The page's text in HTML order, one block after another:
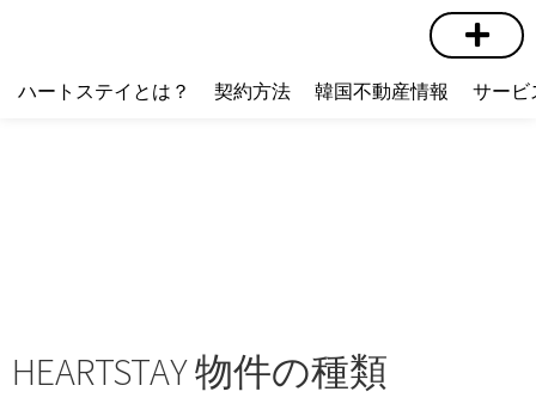
ハートステイとは？ 契約方法 韓国不動産情報 サービ
HEARTSTAY 物件の種類